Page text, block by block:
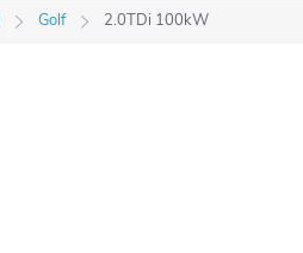
Golf 2.0TDi 100kW